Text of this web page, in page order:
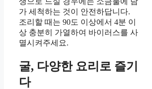
가 세척하는 것이 안전하답니다.
조리할 때는 90도 이상에서 4분 이
상 충분히 가열하여 바이러스를 사
멸시켜주세요.
굴, 다양한 요리로 즐기
다